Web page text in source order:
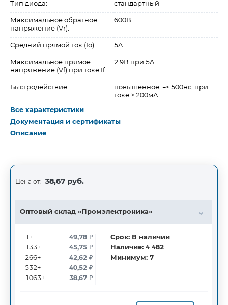
Тип диода: стандартный
Максимальное обратное
напряжение (Vr):
600В
Средний прямой ток (Io): 5A
Максимальное прямое
напряжение (Vf) при токе If:
2.9В при 5A
Быстродействие:
повышенное, =< 500нс, при
токе > 200мА
Все характеристики
Документация и сертификаты
Описание
Цена от: 38,67 руб.
Оптовый склад «Промэлектроника»
1+
133+
266+
532+
1063+
49,78₽
45,75₽
42,62₽
40,52₽
38,67₽
Срок: В наличии
Наличие:4 482
Минимум:7